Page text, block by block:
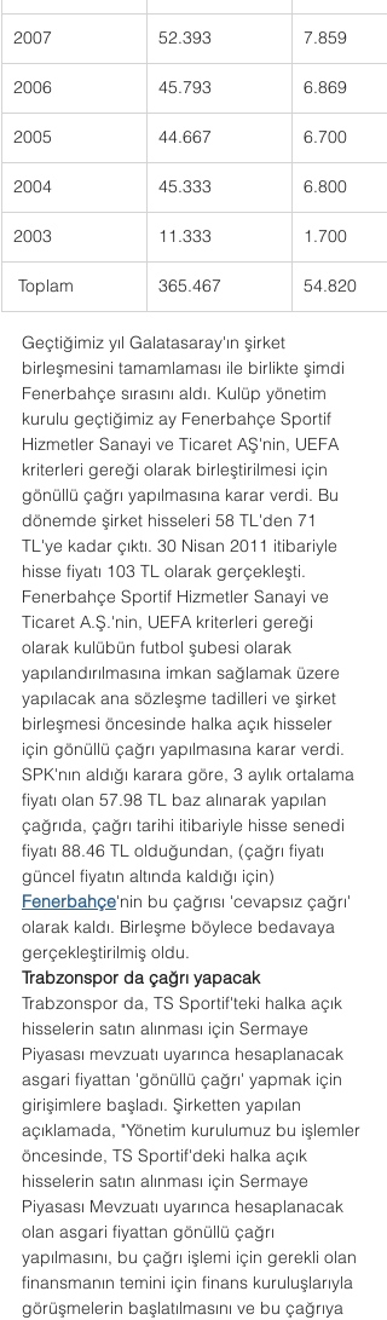
2007 52.393 7.859
2006 45.793 6.869
2005 44.667 6.700
2004 45.333 6.800
2003 11.333 1.700
Toplam 365.467 54.820
Geçtiğimiz yıl Galatasaray'ın şirket
birleşmesini tamamlaması ile birlikte şimdi
Fenerbahçe sırasını aldı. Kulüp yönetim
kurulu geçtiğimiz ay Fenerbahçe Sportif
Hizmetler Sanayi ve Ticaret AŞ'nin, UEFA
kriterleri gereği olarak birleştirilmesi için
gönüllü çağrı yapılmasına karar verdi. Bu
dönemde şirket hisseleri 58 TL'den 71
TL'ye kadar çıktı. 30 Nisan 2011 itibariyle
hisse fiyatı 103 TL olarak gerçekleşti.
Fenerbahçe Sportif Hizmetler Sanayi ve
Ticaret A.Ş.'nin, UEFA kriterleri gereği
olarak kulübün futbol şubesi olarak
yapılandırılmasına imkan sağlamak üzere
yapılacak ana sözleşme tadilleri ve şirket
birleşmesi öncesinde halka açık hisseler
için gönüllü çağrı yapılmasına karar verdi.
SPK'nın aldığı karara göre, 3 aylık ortalama
fiyatı olan 57.98 TL baz alınarak yapılan
çağrıda, çağrı tarihi itibariyle hisse senedi
fiyatı 88.46 TL olduğundan, (çağrı fiyatı
güncel fiyatın altında kaldığı için)
Fenerbahçe'nin bu çağrısı 'cevapsız çağrı'
olarak kaldı. Birleşme böylece bedavaya
gerçekleştirilmiş oldu.
Trabzonspor da çağrı yapacak
Trabzonspor da, TS Sportif'teki halka açık
hisselerin satın alınması için Sermaye
Piyasası mevzuatı uyarınca hesaplanacak
asgari fiyattan 'gönüllü çağrı' yapmak için
girişimlere başladı. Şirketten yapılan
açıklamada, "Yönetim kurulumuz bu işlemler
öncesinde, TS Sportif'deki halka açık
hisselerin satın alınması için Sermaye
Piyasası Mevzuatı uyarınca hesaplanacak
olan asgari fiyattan gönüllü çağrı
yapılmasını, bu çağrı işlemi için gerekli olan
finansmanın temini için finans kuruluşlarıyla
görüşmelerin başlatılmasını ve bu çağrıya